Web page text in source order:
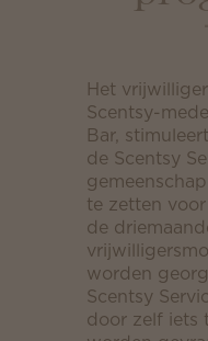
Het
Scentsy-
Bar,
de Scentsy
te zetten
de
worden
Scentsy
door zelf iets